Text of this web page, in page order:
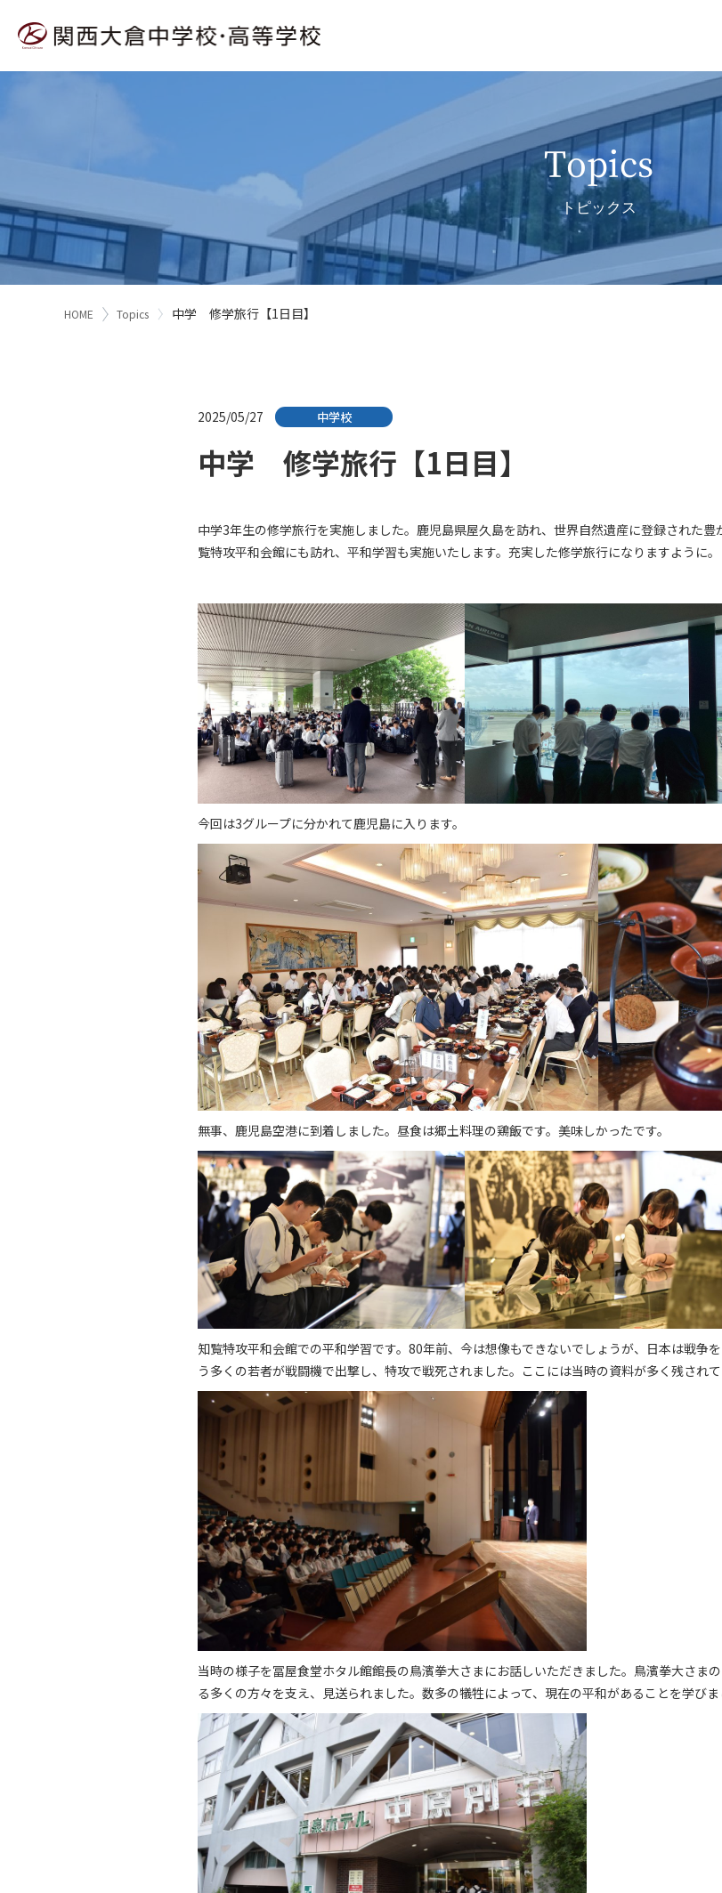
Topics
トピックス
HOME Topics 中学 修学旅行【1日目】
2025/05/27 中学校
中学 修学旅行【1日目】
中学3年生の修学旅行を実施しました。鹿児島県屋久島を訪れ、世界自然遺産に登録された
覧特攻平和会館にも訪れ、平和学習も実施いたします。充実した修学旅行になりますように。
今回は3グループに分かれて鹿児島に入ります。
無事、鹿児島空港に到着しました。昼食は郷土料理の鶏飯です。美味しかったです。
知覧特攻平和会館での平和学習です。80年前、今は想像もできないでしょうが、日本は戦争
う多くの若者が戦闘機で出撃し、特攻で戦死されました。ここには当時の資料が多く残され
当時の様子を冨屋食堂ホタル館館長の鳥濱拳大さまにお話しいただきました。鳥濱拳大さ
る多くの方々を支え、見送られました。数多の犠牲によって、現在の平和があることを学びま